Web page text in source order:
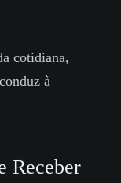
cotidiana,
à
Receber